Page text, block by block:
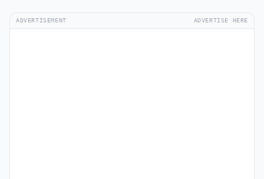
ADVERTISEMENT ADVERTISE HERE